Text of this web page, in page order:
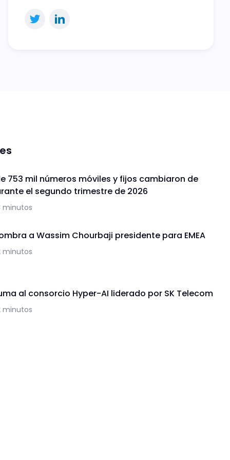
753 mil números móviles y fijos cambiaron de
el segundo trimestre de 2026
minutos
a Wassim Chourbaji presidente para EMEA
minutos
al consorcio Hyper-AI liderado por SK Telecom
minutos